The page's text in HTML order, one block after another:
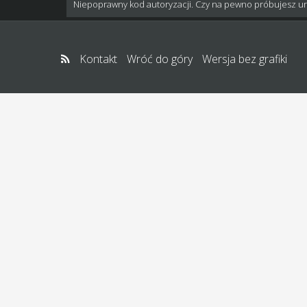
Niepoprawny kod autoryzacji. Czy na pewno próbujesz
Kontakt Wróć do góry Wersja bez grafiki